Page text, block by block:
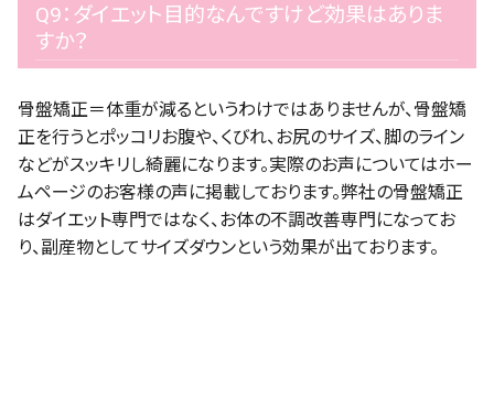
Q9：ダイエット目的なんですけど効果はありま
すか？
骨盤矯正＝体重が減るというわけではありませんが、骨盤矯
正を行うとポッコリお腹や、くびれ、お尻のサイズ、脚のライン
などがスッキリし綺麗になります。実際のお声についてはホー
ムページのお客様の声に掲載しております。弊社の骨盤矯正
はダイエット専門ではなく、お体の不調改善専門になってお
り、副産物としてサイズダウンという効果が出ております。